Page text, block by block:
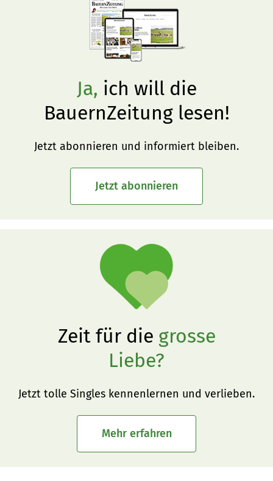
Ja, ich will die
BauernZeitung lesen!
Jetzt abonnieren und informiert bleiben.
Jetzt abonnieren
Zeit für die grosse
Liebe?
Jetzt tolle Singles kennenlernen und verlieben.
Mehr erfahren